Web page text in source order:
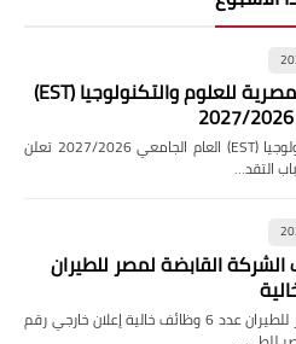
إعلان وظائف المصرية للعلوم والتكنولوجيا (EST)
إعلان وظائف المصرية للعلوم والتكنولوجيا (EST) العام الجامعي 2027/2026 تعلن
التقد…
الشركة القابضة لمصر للطيران
بالتعاقد وظائف الشركة القابضة لمصر للطيران عدد 6 وظائف خالية إعلان خارجي رقم